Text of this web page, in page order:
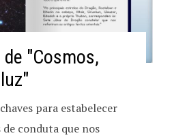
"Cosmos,
para estabelecer
conduta que nos